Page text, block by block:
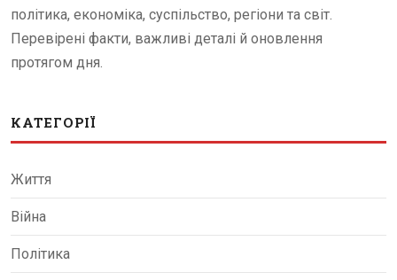
політика, економіка, суспільство, регіони та світ.
Перевірені факти, важливі деталі й оновлення
протягом дня.
КАТЕГОРІЇ
Життя
Війна
Політика